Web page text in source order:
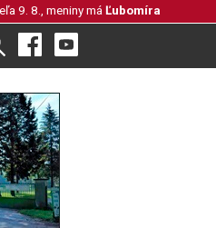
9. 8., meniny má Ľubomíra